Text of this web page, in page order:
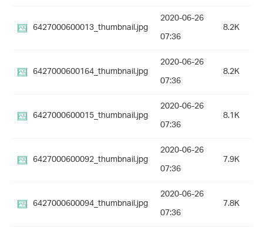
6427000600013_thumbnail.jpg
2020-06-26
07:36
8.2K
6427000600164_thumbnail.jpg
2020-06-26
07:36
8.2K
6427000600015_thumbnail.jpg
2020-06-26
07:36
8.1K
6427000600092_thumbnail.jpg
2020-06-26
07:36
7.9K
6427000600094_thumbnail.jpg
2020-06-26
07:36
7.8K